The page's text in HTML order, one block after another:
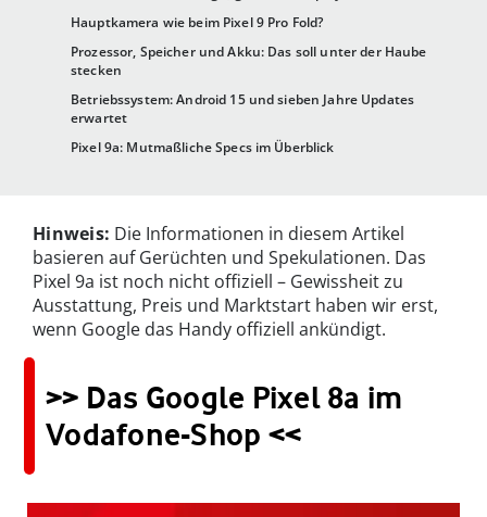
Hauptkamera wie beim Pixel 9 Pro Fold?
Prozessor, Speicher und Akku: Das soll unter der Haube
stecken
Betriebssystem: Android 15 und sieben Jahre Updates
erwartet
Pixel 9a: Mutmaßliche Specs im Überblick
Hinweis: Die Informationen in diesem Artikel
basieren auf Gerüchten und Spekulationen. Das
Pixel 9a ist noch nicht offiziell – Gewissheit zu
Ausstattung, Preis und Marktstart haben wir erst,
wenn Google das Handy offiziell ankündigt.
>> Das Google Pixel 8a im
Vodafone-Shop <<